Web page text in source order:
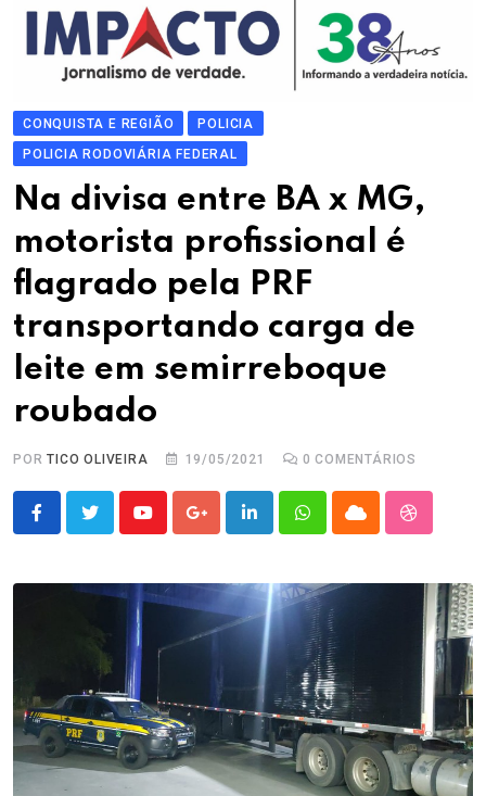
CONQUISTA E REGIÃO
POLICIA
POLICIA RODOVIÁRIA FEDERAL
Na divisa entre BA x MG,
motorista profissional é
flagrado pela PRF
transportando carga de
leite em semirreboque
roubado
PORTICO OLIVEIRA 19/05/2021 0 COMENTÁRIOS
YoutubeGoogle+LinkedInWhatsappCloud